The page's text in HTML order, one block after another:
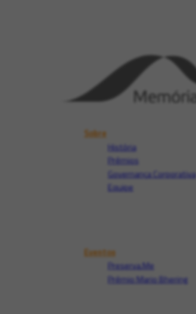
Sobre
História
Prêmios
Governança Corporativa
Equipe
Eventos
Preserva.Me
Prêmio Mario Bhering